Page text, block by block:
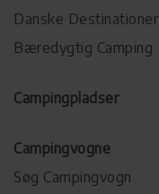
Danske Destinationer
Bæredygtig Camping
Campingpladser
Campingvogne
Søg Campingvogn